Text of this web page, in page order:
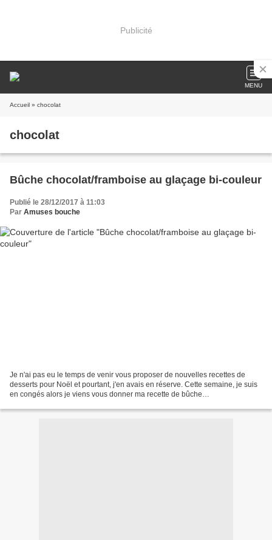
Publicité
MENU
Accueil » chocolat
chocolat
Bûche chocolat/framboise au glaçage bi-couleur
Publié le 28/12/2017 à 11:03
Par Amuses bouche
Je n'ai pas eu le temps de venir vous proposer de nouvelles recettes de
desserts pour Noël et pourtant, j'en avais en réserve. Cette semaine, je suis
en congés alors je viens vous donner ma recette de bûche